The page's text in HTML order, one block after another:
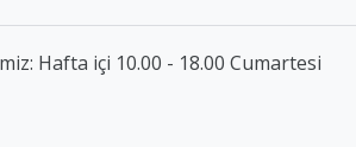
Hafta içi 10.00 - 18.00 Cumartesi